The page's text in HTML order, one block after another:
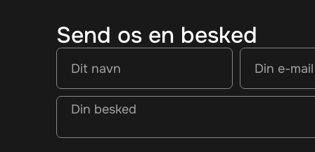
Send os en besked